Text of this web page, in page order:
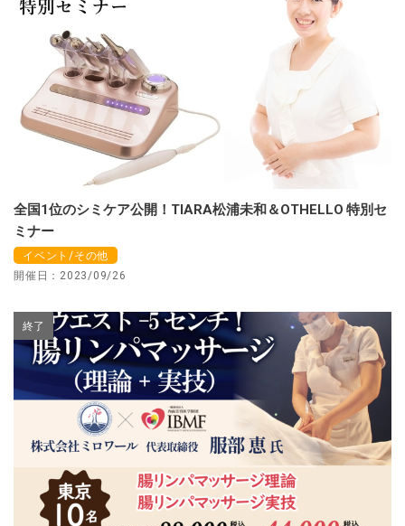
全国1位のシミケア公開！TIARA松浦未和＆OTHELLO 特別セ
ミナー
イベント/その他
開催日：2023/09/26
終了